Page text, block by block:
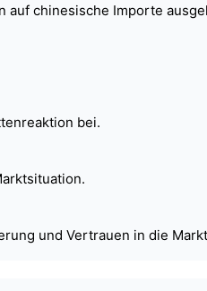
auf chinesische Importe
bei.
und Vertrauen in die